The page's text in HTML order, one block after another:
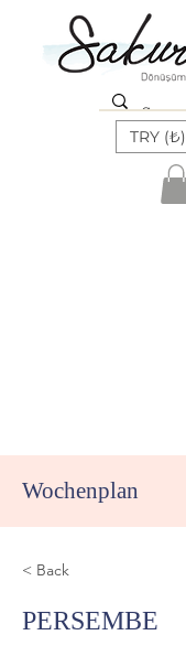
TRY (₺)
Wochenplan
< Back
PERSEMBE